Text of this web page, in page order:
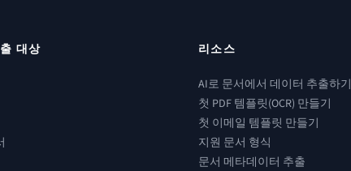
대상 리소스
AI로 문서에서 데이터 추출하기
첫 PDF 템플릿(OCR) 만들기
첫 이메일 템플릿 만들기
지원 문서 형식
문서 메타데이터 추출